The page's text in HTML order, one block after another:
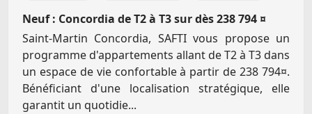
Neuf : Concordia de T2 à T3 sur dès 238 794 ¤
Saint-Martin Concordia, SAFTI vous propose un
programme d'appartements allant de T2 à T3 dans
un espace de vie confortable à partir de 238 794¤.
Bénéficiant d'une localisation stratégique, elle
garantit un quotidie...